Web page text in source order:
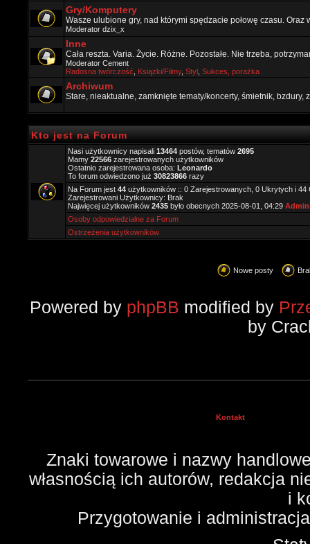
Gry/Komputery
Wasze ulubione gry, nad którymi spędzacie połowę czasu.
Moderator dzix_x
Inne
Cała reszta. Varia. Życie. Różne. Pozostałe. Nie trzeba,
Moderator Cement
Radosna twórczość
Ksiązki/Filmy, Styl Sukces, porażka
Archiwum
Stare, nieaktualne, zamknięte tematy/koncerty, śmietnik, bzdury,
Kto jest na Forum
Nasi użytkownicy napisali 13464 postów, tematów 2695
Mamy 22566 zarejestrowanych użytkowników
Ostatnio zarejestrowana osoba: Leonardo
To forum odwiedzono już 30823866 razy
Na Forum jest 44 użytkowników :: 0 Zarejestrowanych, 0 Ukrytych i 44
Zarejestrowani Użytkownicy: Brak
Najwięcej użytkowników 2435 było obecnych 2025-08-01, 04:29
Osoby odpowiedzialne za Forum
Ostrzeżenia użytkowników
Nowe posty
Powered by phpBB modified by
by
Kontakt
Znaki towarowe i nazwy
własnością ich autorów, redakcja
i
Przygotowanie i